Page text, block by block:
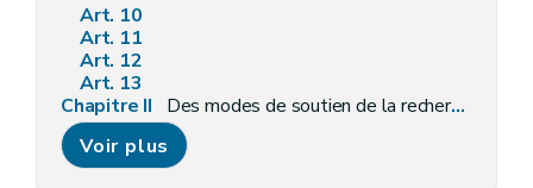
Art. 10
Art. 11
Art. 12
Art. 13
Chapitre II
Des modes de soutien de la recherche, du développement et de l'innovation
Art. 14
Chapitre III
Des subventions et des avances récupérables aux entreprises
Section première
Voir plus